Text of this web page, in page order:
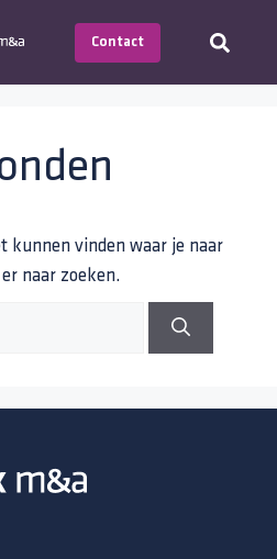
Contact
kunnen vinden waar je naar
naar zoeken.